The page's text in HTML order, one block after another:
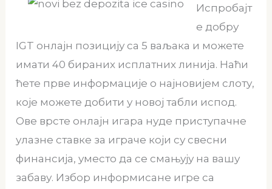
Испробајт
е добру
IGT онлајн позицију са 5 ваљака и можете
имати 40 бираних исплатних линија. Наћи
ћете прве информације о најновијем слоту,
које можете добити у новој табли испод.
Ове врсте онлајн игара нуде приступачне
улазне ставке за играче који су свесни
финансија, уместо да се смањују на вашу
забаву. Избор информисане игре са